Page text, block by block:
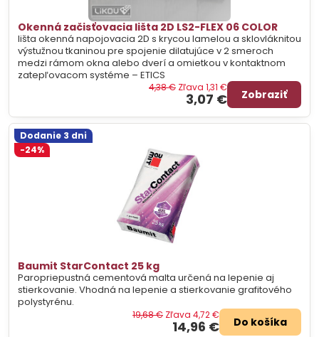
Okenná začisťovacia lišta 2D LS2-FLEX 06 COLOR
lišta okenná napojovacia 2D s krycou lamelou a sklovláknitou
výstužnou tkaninou pre spojenie dilatujúce v 2 smeroch
medzi rámom okna alebo dverí a omietkou v kontaktnom
zatepľovacom systéme – ETICS
3,07 €
4,38 € Zľava 1,31 €
Zobraziť
Baumit StarContact 25 kg
Dodanie 3 dni
-24%
Paropriepustná cementová malta určená na lepenie aj
stierkovanie. Vhodná na lepenie a stierkovanie grafitového
polystyrénu.
14,96 €
19,68 € Zľava 4,72 €
Do košíka